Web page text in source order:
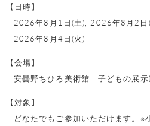
【日時】
2026年8月1日(土), 2026年8月2日
2026年8月4日(火)
【会場】
安曇野ちひろ美術館 子どもの展示
【対象】
どなたでもご参加いただけます。※